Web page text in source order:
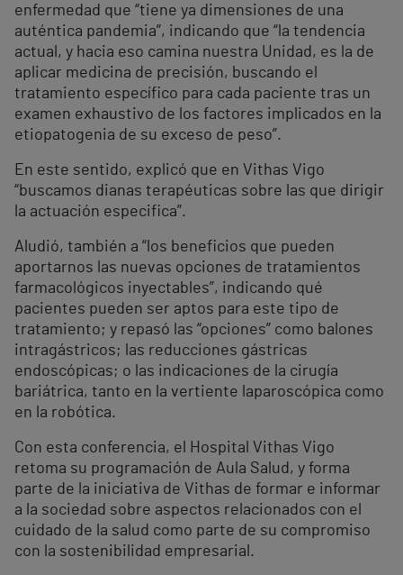
enfermedad que “tiene ya dimensiones de una
auténtica pandemia”, indicando que “la tendencia
actual, y hacia eso camina nuestra Unidad, es la de
aplicar medicina de precisión, buscando el
tratamiento específico para cada paciente tras un
examen exhaustivo de los factores implicados en la
etiopatogenia de su exceso de peso”.
En este sentido, explicó que en Vithas Vigo
“buscamos dianas terapéuticas sobre las que dirigir
la actuación especifica”.
Aludió, también a “los beneficios que pueden
aportarnos las nuevas opciones de tratamientos
farmacológicos inyectables”, indicando qué
pacientes pueden ser aptos para este tipo de
tratamiento; y repasó las “opciones” como balones
intragástricos; las reducciones gástricas
endoscópicas; o las indicaciones de la cirugía
bariátrica, tanto en la vertiente laparoscópica como
en la robótica.
Con esta conferencia, el Hospital Vithas Vigo
retoma su programación de Aula Salud, y forma
parte de la iniciativa de Vithas de formar e informar
a la sociedad sobre aspectos relacionados con el
cuidado de la salud como parte de su compromiso
con la sostenibilidad empresarial.